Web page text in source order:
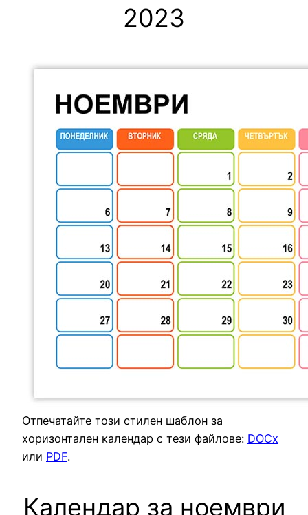
2023
Отпечатайте този стилен шаблон за
хоризонтален календар с тези файлове: DOCx
или PDF.
Календар за ноември